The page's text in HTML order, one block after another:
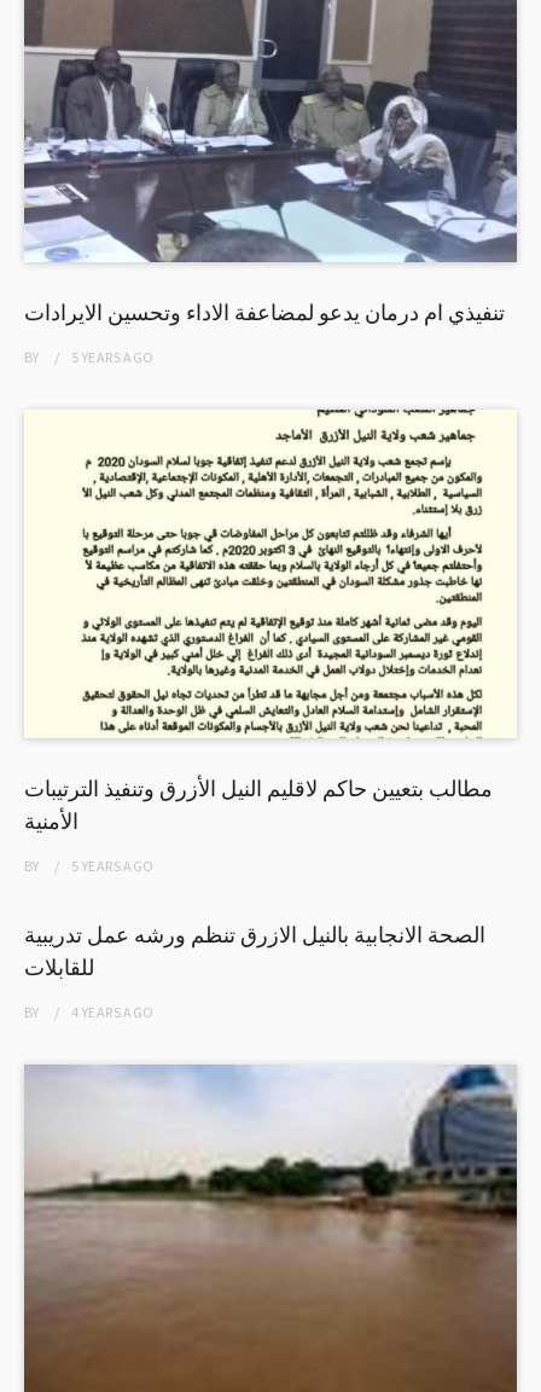
تنفيذي ام درمان يدعو لمضاعفة الاداء وتحسين الايرادات
BY 5 YEARSAGO
مطالب بتعيين حاكم لاقليم النيل الأزرق وتنفيذ الترتيبات
الأمنية
BY 5 YEARSAGO
الصحة الانجابية بالنيل الازرق تنظم ورشه عمل تدريبية
للقابلات
BY 4 YEARSAGO